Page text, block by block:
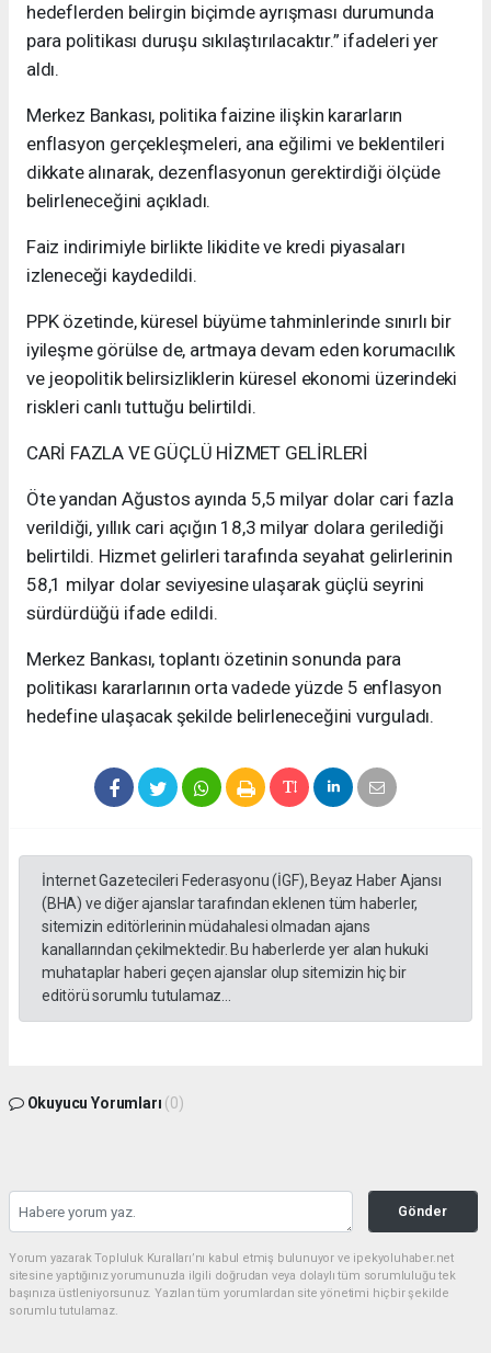
hedeflerden belirgin biçimde ayrışması durumunda
para politikası duruşu sıkılaştırılacaktır.” ifadeleri yer
aldı.
Merkez Bankası, politika faizine ilişkin kararların
enflasyon gerçekleşmeleri, ana eğilimi ve beklentileri
dikkate alınarak, dezenflasyonun gerektirdiği ölçüde
belirleneceğini açıkladı.
Faiz indirimiyle birlikte likidite ve kredi piyasaları
izleneceği kaydedildi.
PPK özetinde, küresel büyüme tahminlerinde sınırlı bir
iyileşme görülse de, artmaya devam eden korumacılık
ve jeopolitik belirsizliklerin küresel ekonomi üzerindeki
riskleri canlı tuttuğu belirtildi.
CARİ FAZLA VE GÜÇLÜ HİZMET GELİRLERİ
Öte yandan Ağustos ayında 5,5 milyar dolar cari fazla
verildiği, yıllık cari açığın 18,3 milyar dolara gerilediği
belirtildi. Hizmet gelirleri tarafında seyahat gelirlerinin
58,1 milyar dolar seviyesine ulaşarak güçlü seyrini
sürdürdüğü ifade edildi.
Merkez Bankası, toplantı özetinin sonunda para
politikası kararlarının orta vadede yüzde 5 enflasyon
hedefine ulaşacak şekilde belirleneceğini vurguladı.
İnternet Gazetecileri Federasyonu (İGF), Beyaz Haber Ajansı
(BHA) ve diğer ajanslar tarafından eklenen tüm haberler,
sitemizin editörlerinin müdahalesi olmadan ajans
kanallarından çekilmektedir. Bu haberlerde yer alan hukuki
muhataplar haberi geçen ajanslar olup sitemizin hiç bir
editörü sorumlu tutulamaz...
Okuyucu Yorumları (0)
Gönder
Yorum yazarak Topluluk Kuralları’nı kabul etmiş bulunuyor ve ipekyoluhaber.net
sitesine yaptığınız yorumunuzla ilgili doğrudan veya dolaylı tüm sorumluluğu tek
başınıza üstleniyorsunuz. Yazılan tüm yorumlardan site yönetimi hiçbir şekilde
sorumlu tutulamaz.